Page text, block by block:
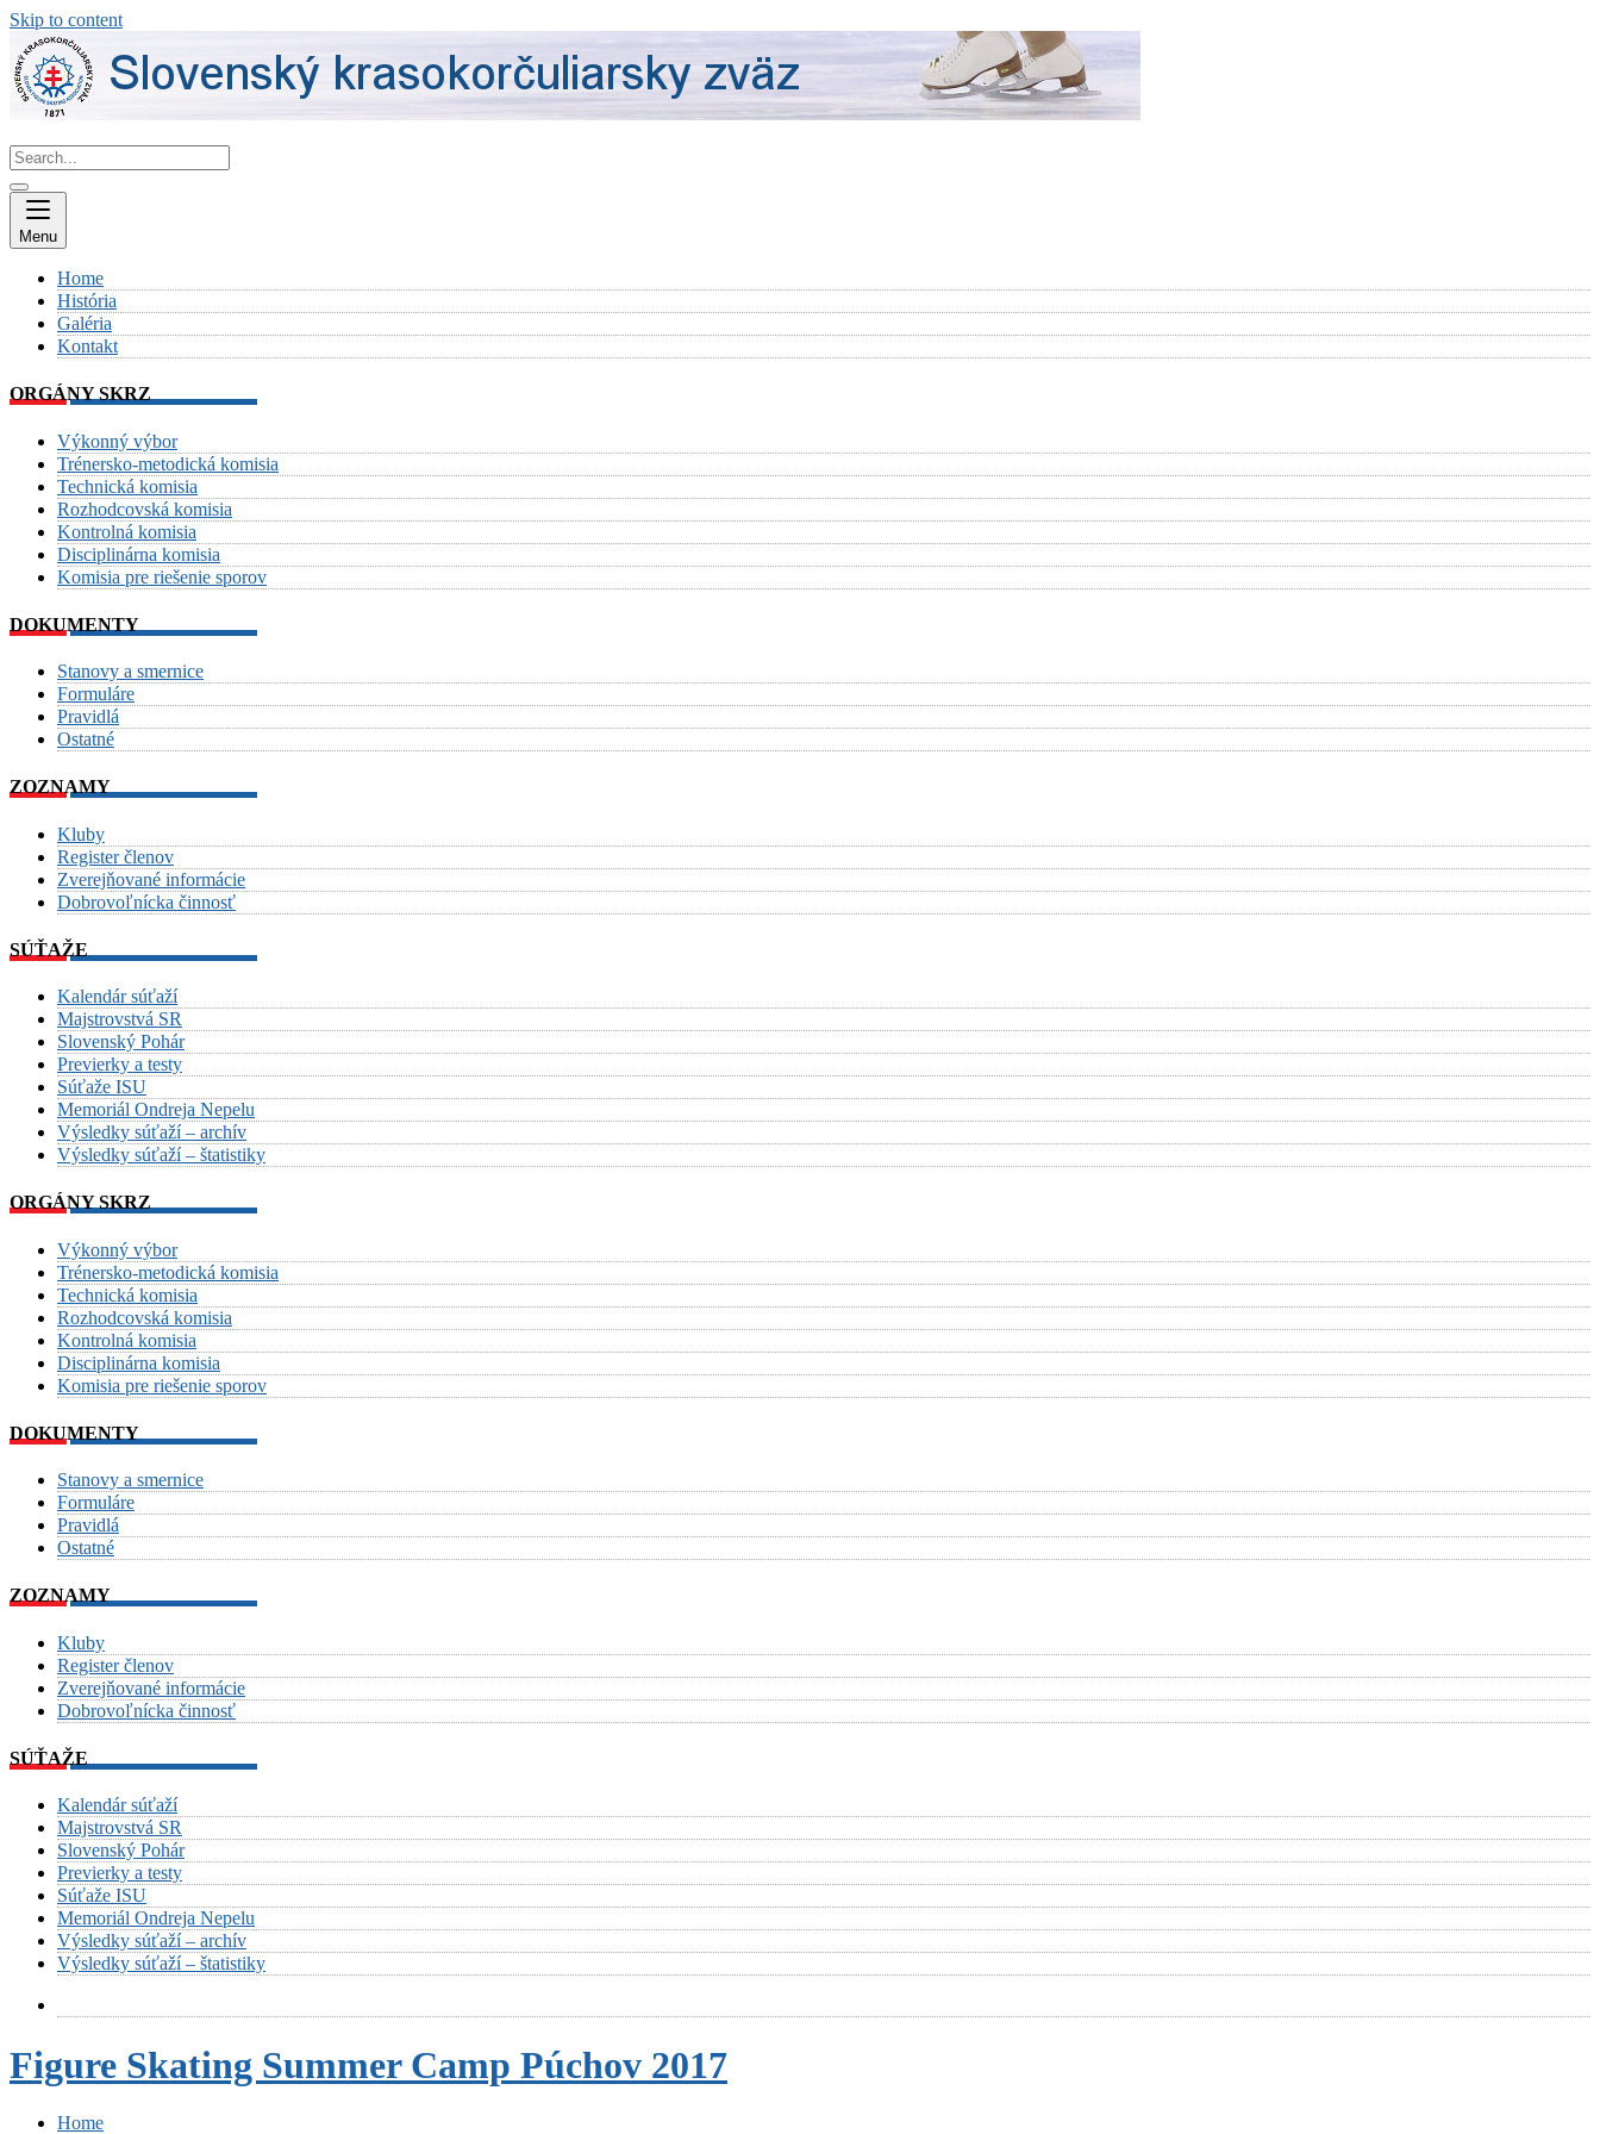
Skip to content
Menu
Home
História
Galéria
Kontakt
ORGÁNY SKRZ
Výkonný výbor
Trénersko-metodická komisia
Technická komisia
Rozhodcovská komisia
Kontrolná komisia
Disciplinárna komisia
Komisia pre riešenie sporov
DOKUMENTY
Stanovy a smernice
Formuláre
Pravidlá
Ostatné
ZOZNAMY
Kluby
Register členov
Zverejňované informácie
Dobrovoľnícka činnosť
SÚŤAŽE
Kalendár súťaží
Majstrovstvá SR
Slovenský Pohár
Previerky a testy
Súťaže ISU
Memoriál Ondreja Nepelu
Výsledky súťaží – archív
Výsledky súťaží – štatistiky
ORGÁNY SKRZ
Výkonný výbor
Trénersko-metodická komisia
Technická komisia
Rozhodcovská komisia
Kontrolná komisia
Disciplinárna komisia
Komisia pre riešenie sporov
DOKUMENTY
Stanovy a smernice
Formuláre
Pravidlá
Ostatné
ZOZNAMY
Kluby
Register členov
Zverejňované informácie
Dobrovoľnícka činnosť
SÚŤAŽE
Kalendár súťaží
Majstrovstvá SR
Slovenský Pohár
Previerky a testy
Súťaže ISU
Memoriál Ondreja Nepelu
Výsledky súťaží – archív
Výsledky súťaží – štatistiky
Figure Skating Summer Camp Púchov 2017
Home